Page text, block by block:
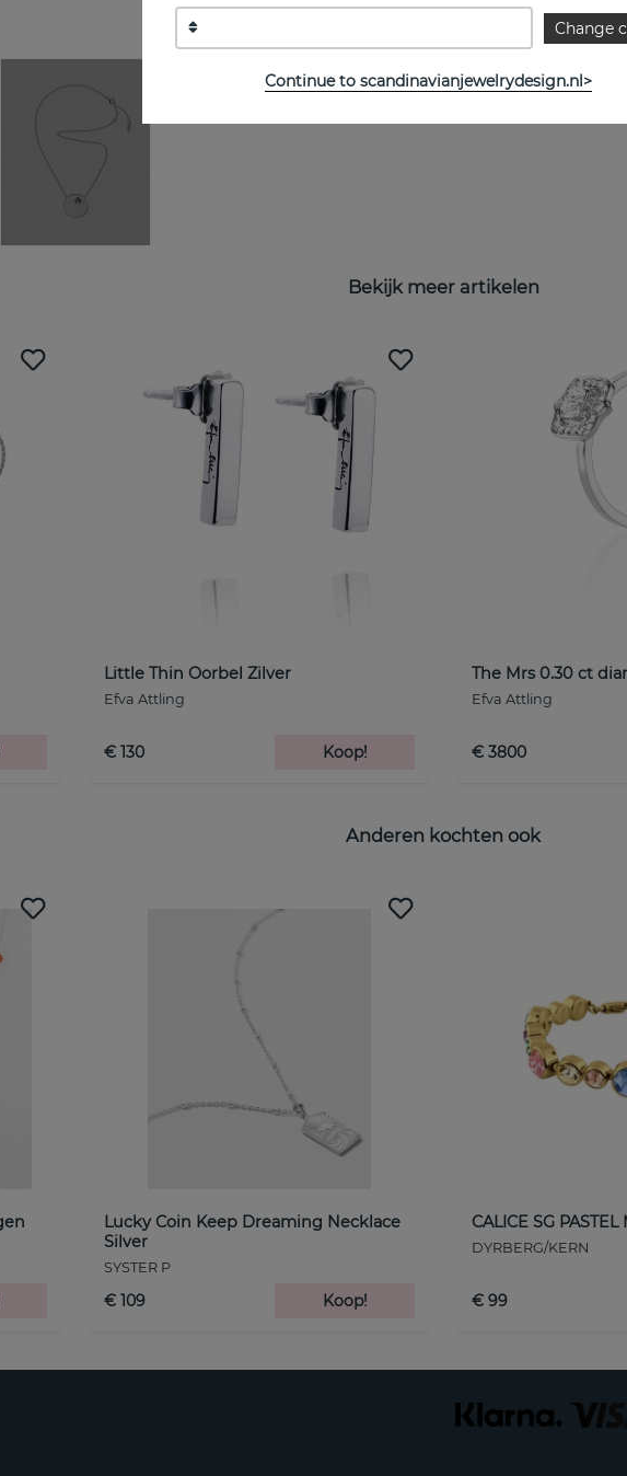
Bekijk meer artikelen
Little Thin Oorbel Zilver
Efva Attling
€ 130 Koop!
The Mrs 0.30 ct
Efva Attling
€ 3800
Anderen kochten ook
Lucky Coin Keep Dreaming Necklace
Silver
SYSTER P
€ 109 Koop!
CALICE SG
DYRBERG/KERN
€ 99
Change
Continue to scandinavianjewelrydesign.nl>